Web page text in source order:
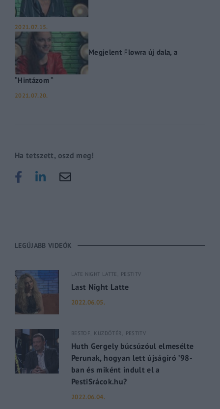
2021.07.15.
Megjelent Flowra új dala, a
“Hintázom “
2021.07.20.
Ha tetszett, oszd meg!
LEGÚJABB VIDEÓK
LATE NIGHT LATTE PESTITV
Last Night Latte
2022.06.05.
BESTOF KÜZDŐTÉR PESTITV
Huth Gergely búcsúzóul elmesélte
Perunak, hogyan lett újságíró ’98-
ban és miként indult el a
PestiSrácok.hu?
2022.06.04.